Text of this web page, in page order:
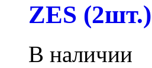
ZES (2шт.)
В наличии